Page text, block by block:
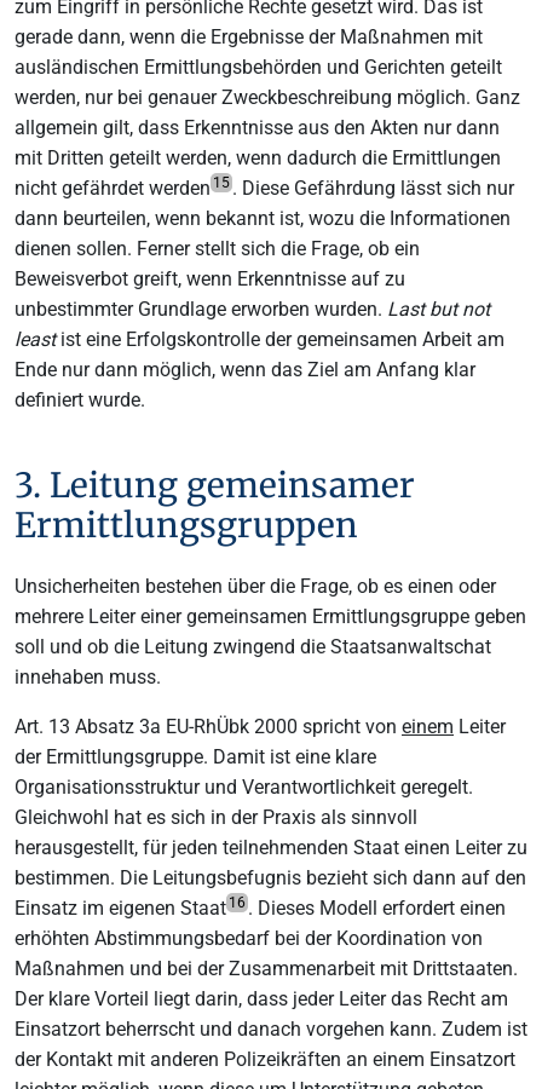
zum Eingriff in persönliche Rechte gesetzt wird. Das ist
gerade dann, wenn die Ergebnisse der Maßnahmen mit
ausländischen Ermittlungsbehörden und Gerichten geteilt
werden, nur bei genauer Zweckbeschreibung möglich. Ganz
allgemein gilt, dass Erkenntnisse aus den Akten nur dann
mit Dritten geteilt werden, wenn dadurch die Ermittlungen
nicht gefährdet werden 15 . Diese Gefährdung lässt sich nur
dann beurteilen, wenn bekannt ist, wozu die Informationen
dienen sollen. Ferner stellt sich die Frage, ob ein
Beweisverbot greift, wenn Erkenntnisse auf zu
unbestimmter Grundlage erworben wurden. Last but not
leastist eine Erfolgskontrolle der gemeinsamen Arbeit am
Ende nur dann möglich, wenn das Ziel am Anfang klar
definiert wurde.
3. Leitung gemeinsamer
Ermittlungsgruppen
Unsicherheiten bestehen über die Frage, ob es einen oder
mehrere Leiter einer gemeinsamen Ermittlungsgruppe geben
soll und ob die Leitung zwingend die Staatsanwaltschat
innehaben muss.
Art. 13 Absatz 3a EU-RhÜbk 2000 spricht von einem Leiter
der Ermittlungsgruppe. Damit ist eine klare
Organisationsstruktur und Verantwortlichkeit geregelt.
Gleichwohl hat es sich in der Praxis als sinnvoll
herausgestellt, für jeden teilnehmenden Staat einen Leiter zu
bestimmen. Die Leitungsbefugnis bezieht sich dann auf den
Einsatz im eigenen Staat 16 . Dieses Modell erfordert einen
erhöhten Abstimmungsbedarf bei der Koordination von
Maßnahmen und bei der Zusammenarbeit mit Drittstaaten.
Der klare Vorteil liegt darin, dass jeder Leiter das Recht am
Einsatzort beherrscht und danach vorgehen kann. Zudem ist
der Kontakt mit anderen Polizeikräften an einem Einsatzort